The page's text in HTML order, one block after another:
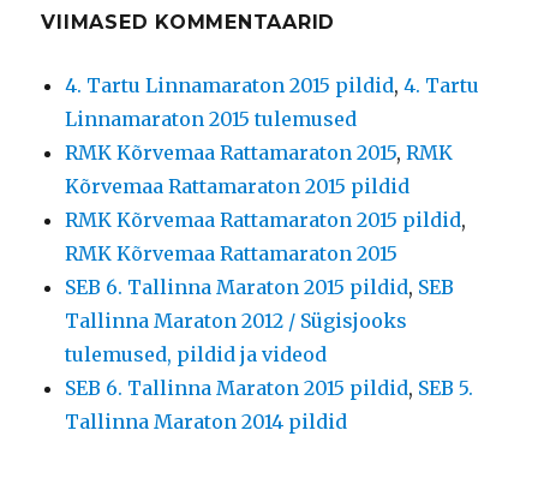
VIIMASED KOMMENTAARID
4. Tartu Linnamaraton 2015 pildid,4. Tartu
Linnamaraton 2015 tulemused
RMK Kõrvemaa Rattamaraton 2015,RMK
Kõrvemaa Rattamaraton 2015 pildid
RMK Kõrvemaa Rattamaraton 2015 pildid,
RMK Kõrvemaa Rattamaraton 2015
SEB 6. Tallinna Maraton 2015 pildid, SEB
Tallinna Maraton 2012 / Sügisjooks
tulemused, pildid ja videod
SEB 6. Tallinna Maraton 2015 pildid, SEB 5.
Tallinna Maraton 2014 pildid